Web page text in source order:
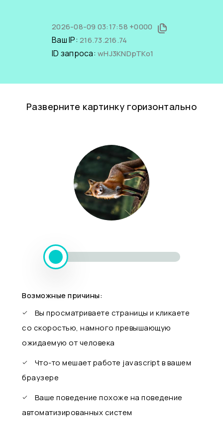
2026-08-09 03:17:58 +0000
Ваш IP: 216.73.216.74
ID запроса: wHJ3KNDpTKo1
Разверните картинку горизонтально
Возможные причины:
Вы просматриваете страницы и кликаете
со скоростью, намного превышающую
ожидаемую от человека
Что-то мешает работе javascript в вашем
браузере
Ваше поведение похоже на поведение
автоматизированных систем